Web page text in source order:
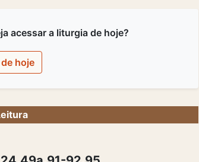
acessar a liturgia de hoje?
hoje